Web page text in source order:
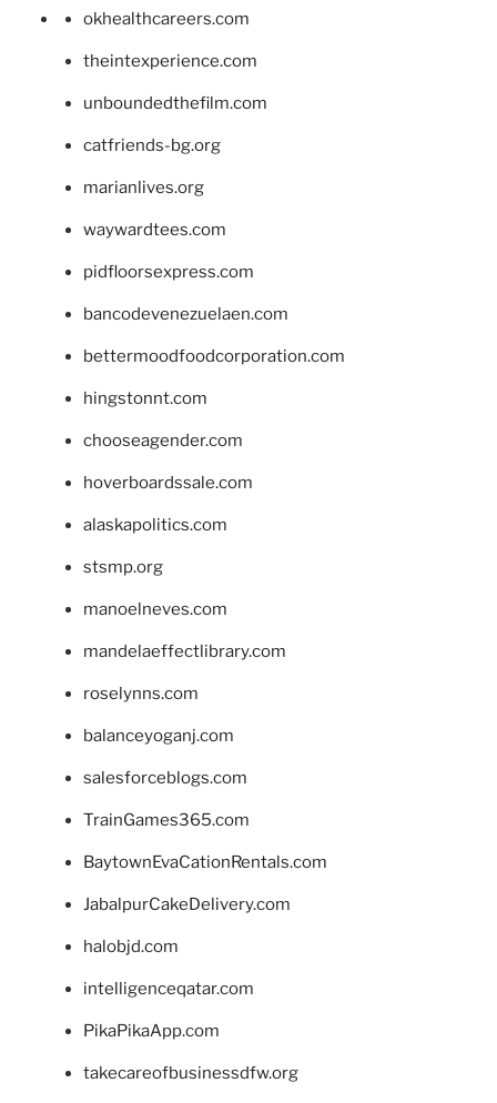
okhealthcareers.com
theintexperience.com
unboundedthefilm.com
catfriends-bg.org
marianlives.org
waywardtees.com
pidfloorsexpress.com
bancodevenezuelaen.com
bettermoodfoodcorporation.com
hingstonnt.com
chooseagender.com
hoverboardssale.com
alaskapolitics.com
stsmp.org
manoelneves.com
mandelaeffectlibrary.com
roselynns.com
balanceyoganj.com
salesforceblogs.com
TrainGames365.com
BaytownEvaCationRentals.com
JabalpurCakeDelivery.com
halobjd.com
intelligenceqatar.com
PikaPikaApp.com
takecareofbusinessdfw.org